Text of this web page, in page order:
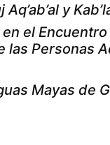
y
el
las Personas
Mayas de